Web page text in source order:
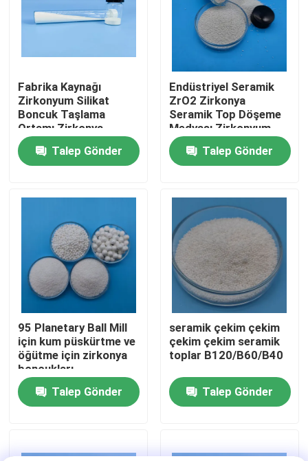
Ana sayfa
Ürünler
Hakkımızda
Kalite kontrol
Bize ulaşın
Teklif isteği
Seramik Kumlama Ortamı
Seramik Boncuk Patlatma
Seramik Kumlama Aşındırıcı
Fabrika Kaynağı
Zirkonyum Silikat
Boncuk Taşlama
Ortamı Zirkonya
Seramik Toplar
Talep Gönder
Endüstriyel Seramik
ZrO2 Zirkonya
Seramik Top Döşeme
Medyası Zirkonyum
Silikat Boncukları
Talep Gönder
95 Planetary Ball Mill
için kum püskürtme ve
öğütme için zirkonya
boncukları
Talep Gönder
seramik çekim çekim
çekim çekim seramik
toplar B120/B60/B40
Talep Gönder